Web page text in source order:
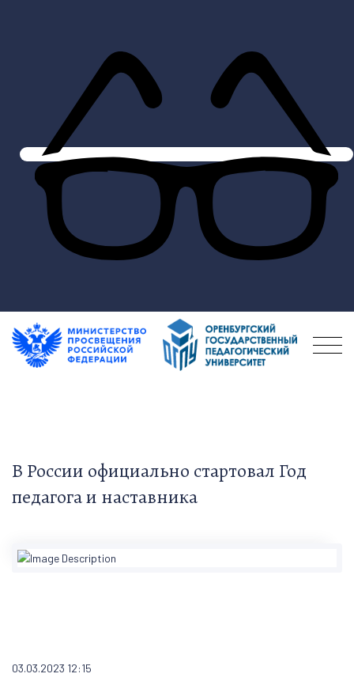
В России официально стартовал Год
педагога и наставника
03.03.2023 12:15